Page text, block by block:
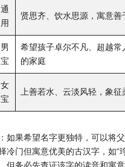
通
用
贤思齐、饮水思源，寓意善
男
宝
希望孩子卓尔不凡、超越常
的家庭
女
宝
上善若水、云淡风轻，象征
：如果希望名字更独特，可以将
冷门但寓意优美的古汉字，如“